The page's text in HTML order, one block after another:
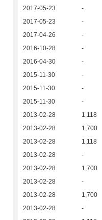
2017-05-23 -
2017-05-23
-
2017-04-26
-
2016-10-28
-
2016-04-30
-
2015-11-30
-
2015-11-30
-
2015-11-30
-
2013-02-28
1,118
2013-02-28
1,700
2013-02-28
1,118
2013-02-28
-
2013-02-28
1,700
2013-02-28
-
2013-02-28
1,700
2013-02-28
-